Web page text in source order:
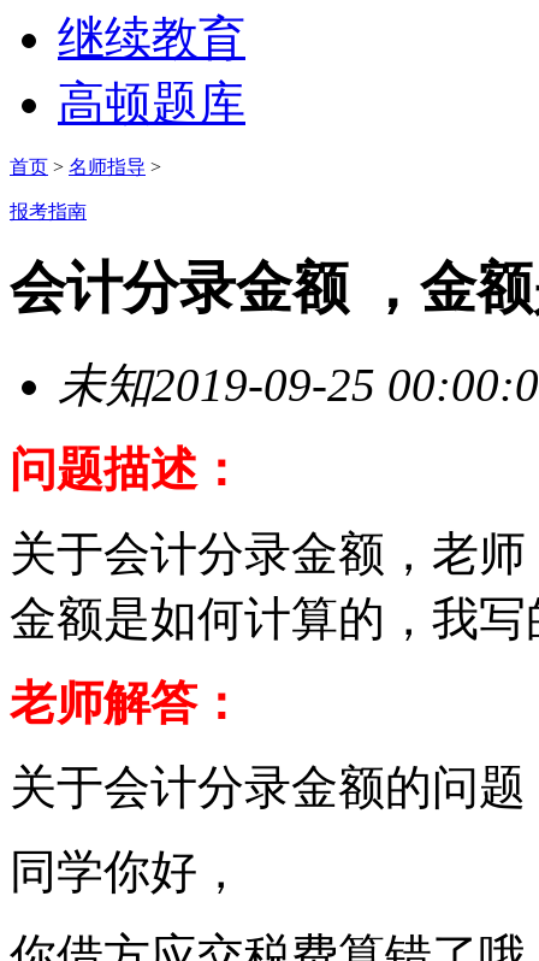
继续教育
高顿题库
首页 > 名师指导 >
报考指南
会计分录金额 ，金
未知2019-09-25
问题描述：
关于会计分录金额，老
金额是如何计算的，我
老师解答：
关于会计分录金额的问题
同学你好，